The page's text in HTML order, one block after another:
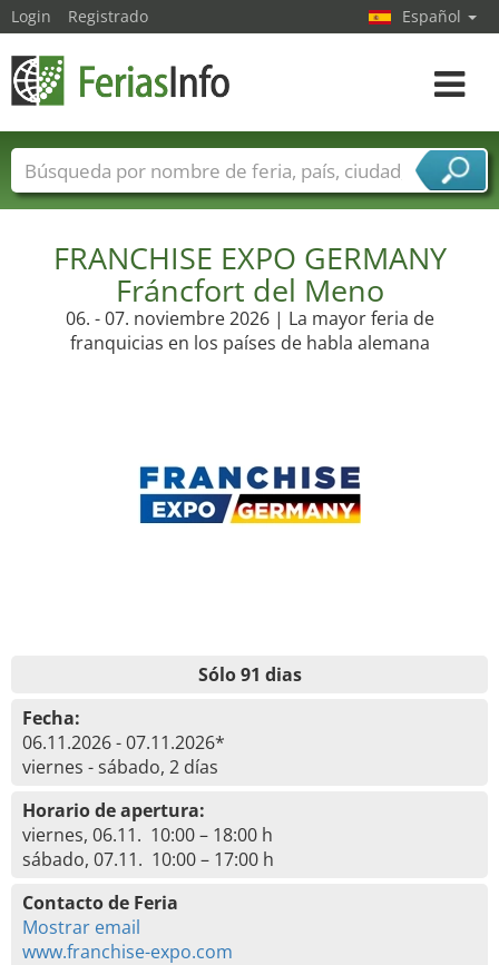
FRANCHISE EXPO GERMANY
Fráncfort del Meno
06. - 07. noviembre 2026 | La mayor feria de
franquicias en los países de habla alemana
Sólo 91 dias
Fecha:
06.11.2026 - 07.11.2026*
viernes - sábado, 2 días
Horario de apertura:
viernes, 06.11. 10:00 – 18:00 h
sábado, 07.11. 10:00 – 17:00 h
Contacto de Feria
Mostrar email
www.franchise-expo.com
Login Registrado Español
toggle
Nombres de ferias Países
Ciudades
Sectores de proveedor de servicios